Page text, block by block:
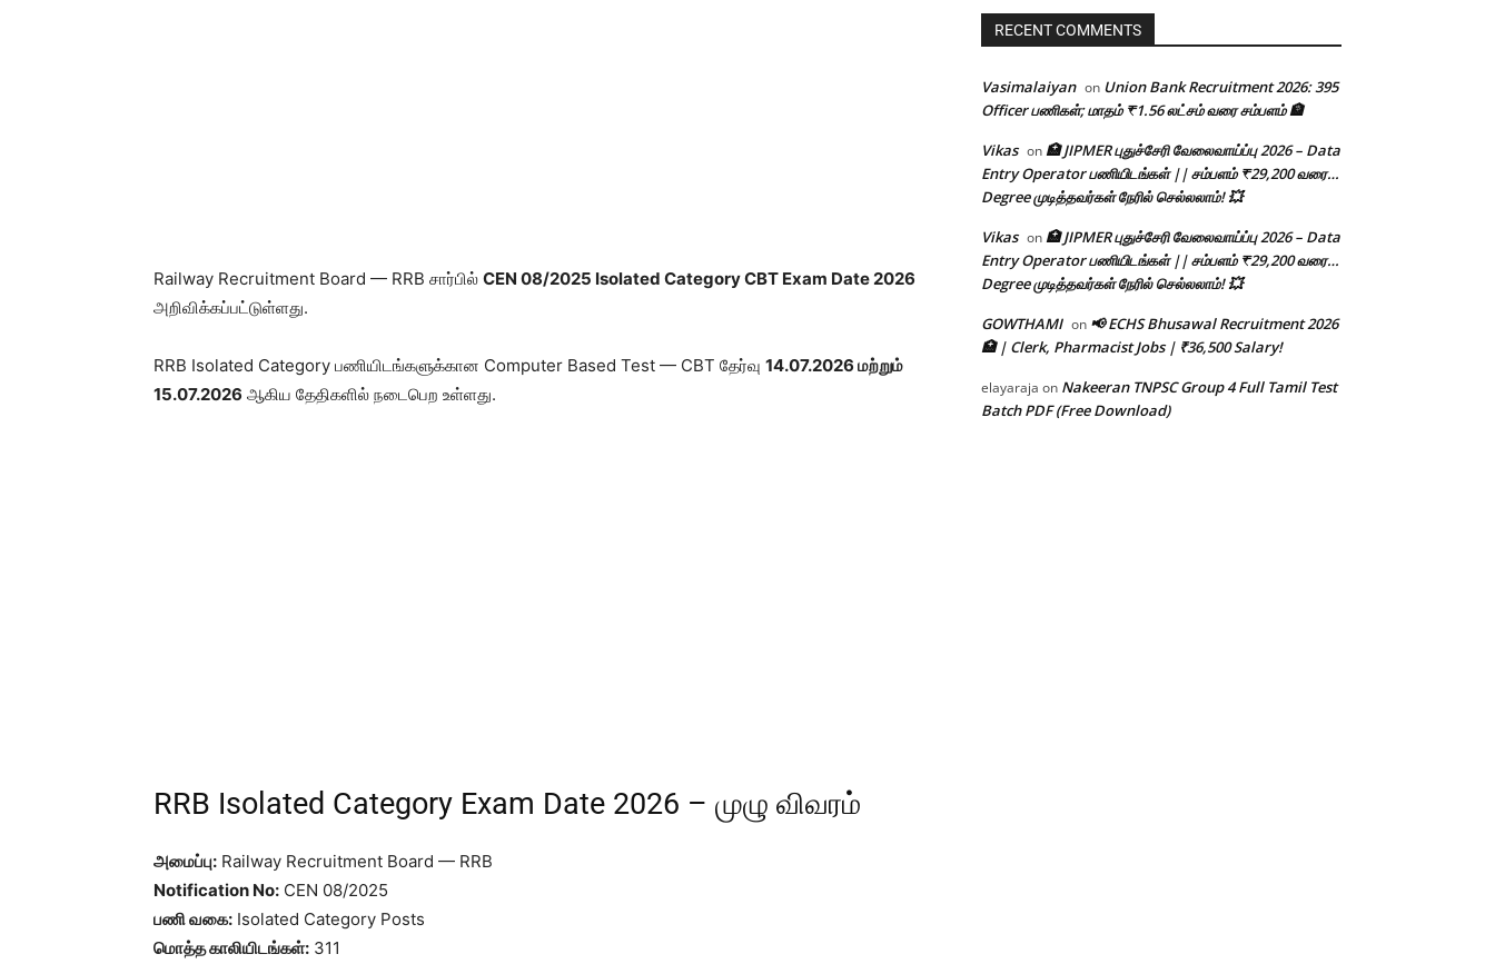
Railway Recruitment Board — RRB சார்பில் CEN 08/2025 Isolated Category CBT Exam Date 2026
அறிவிக்கப்பட்டுள்ளது.
RRB Isolated Category பணியிடங்களுக்கான Computer Based Test — CBT தேர்வு 14.07.2026 மற்றும்
15.07.2026 ஆகிய தேதிகளில் நடைபெற உள்ளது.
RRB Isolated Category Exam Date 2026 – முழு விவரம்
அமைப்பு: Railway Recruitment Board — RRB
Notification No: CEN 08/2025
பணி வகை: Isolated Category Posts
மொத்த காலியிடங்கள்: 311
RECENT COMMENTS
Vasimalaiyan on Union Bank Recruitment 2026: 395
Officer பணிகள்; மாதம் ₹1.56 லட்சம் வரை சம்பளம் 🏦
Vikas on🏥 JIPMER புதுச்சேரி வேலைவாய்ப்பு 2026 – Data
Entry Operator பணியிடங்கள் || சம்பளம் ₹29,200 வரை…
Degree முடித்தவர்கள் நேரில் செல்லலாம்! 💥
Vikas on🏥 JIPMER புதுச்சேரி வேலைவாய்ப்பு 2026 – Data
Entry Operator பணியிடங்கள் || சம்பளம் ₹29,200 வரை…
Degree முடித்தவர்கள் நேரில் செல்லலாம்! 💥
GOWTHAMI on 📢 ECHS Bhusawal Recruitment 2026
🏥 | Clerk, Pharmacist Jobs | ₹36,500 Salary!
elayaraja on Nakeeran TNPSC Group 4 Full Tamil Test
Batch PDF (Free Download)